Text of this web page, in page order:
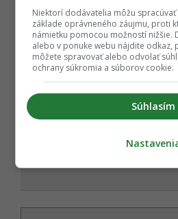
Niektorí dodávatelia môžu
základe oprávneného záujmu, proti
námietku pomocou možností nižšie.
alebo v ponuke webu nájdite odkaz,
môžete spravovať alebo odvolať
ochrany súkromia a súborov cookie.
Súhlasím